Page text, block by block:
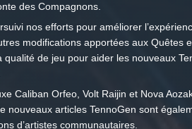
des Compagnons.
nos efforts pour améliorer
modifications apportées aux Quêtes
qualité de jeu pour aider les nouveaux
Caliban Orfeo, Volt Raijin et Nova
nouveaux articles TennoGen sont
d’artistes communautaires.